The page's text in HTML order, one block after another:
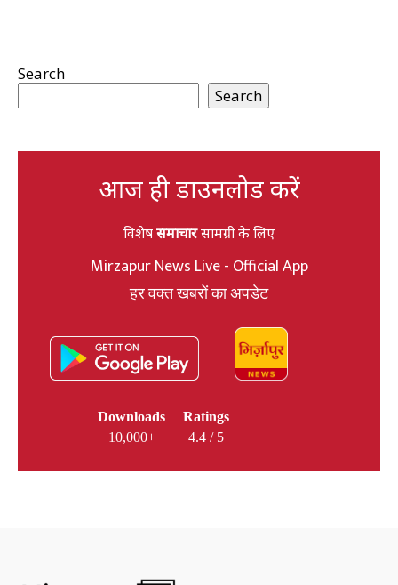
Search
Search
आज ही डाउनलोड करें
विशेषसमाचारसामग्री के लिए
Mirzapur News Live - Official App
हर वक्त खबरों का अपडेट
Downloads
10,000+
Ratings
4.4 / 5